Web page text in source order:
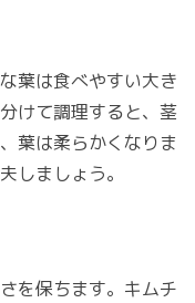
葉は食べやすい大き
けて調理すると、茎
葉は柔らかくなりま
しましょう。
を保ちます。キムチ